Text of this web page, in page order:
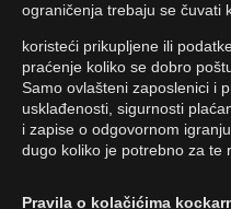
ograničenja trebaju se čuvati
koristeći prikupljene ili
praćenje koliko se dobro
Samo ovlašteni zaposlenici i
usklađenosti, sigurnosti
i zapise o odgovornom
dugo koliko je potrebno za te
Pravila o kolačićima